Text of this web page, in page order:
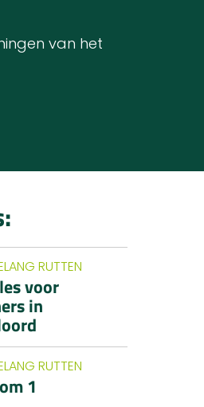
van het
RUTTEN
voor
in
RUTTEN
1